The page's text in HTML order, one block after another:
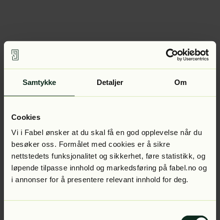
Samtykke Detaljer Om
Cookies
Vi i Fabel ønsker at du skal få en god opplevelse når du
besøker oss. Formålet med cookies er å sikre
nettstedets funksjonalitet og sikkerhet, føre statistikk, og
løpende tilpasse innhold og markedsføring på fabel.no og
i annonser for å presentere relevant innhold for deg.